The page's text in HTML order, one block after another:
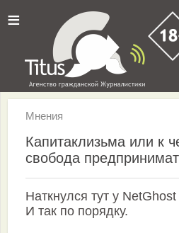
≡
Мнения
Капитаклизьма или к
свобода
Наткнулся тут у
И так по порядку.